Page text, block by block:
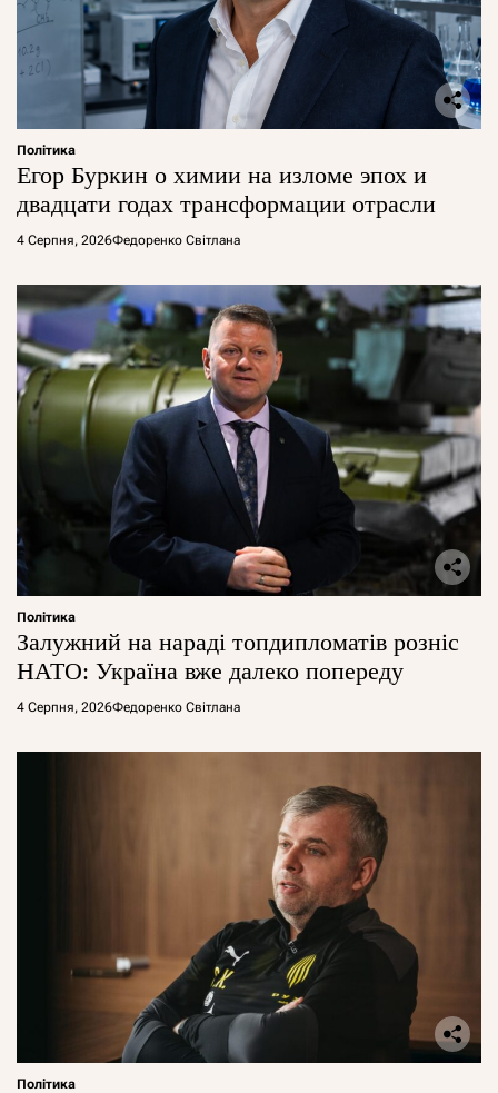
Політика
Егор Буркин о химии на изломе эпох и
двадцати годах трансформации отрасли
4 Серпня, 2026Федоренко Світлана
Політика
Залужний на нараді топдипломатів розніс
НАТО: Україна вже далеко попереду
4 Серпня, 2026Федоренко Світлана
Політика